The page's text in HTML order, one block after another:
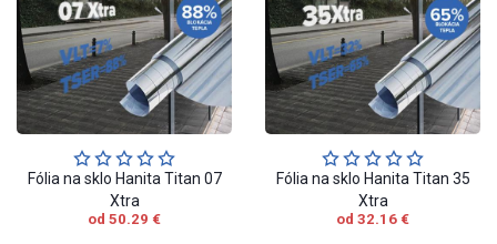
Fólia na sklo Hanita Titan 07
Xtra
od 50.29 €
Fólia na sklo Hanita Titan 35
Xtra
od 32.16 €